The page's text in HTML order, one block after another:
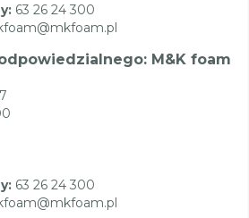
63 26 24 300
M&K foam
63 26 24 300